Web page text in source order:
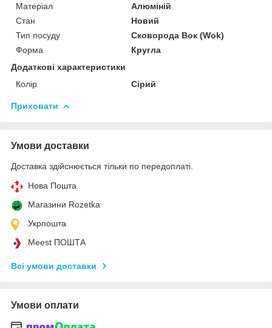
Матеріал
Алюміній
Стан
Новий
Тип посуду
Сковорода Вок (Wok)
Форма
Кругла
Додаткові характеристики
Колір
Сірий
Приховати
Умови доставки
Доставка здійснюється тільки по передоплаті.
Нова Пошта
Магазини Rozetka
Укрпошта
Meest ПОШТА
Всі умови доставки
Умови оплати